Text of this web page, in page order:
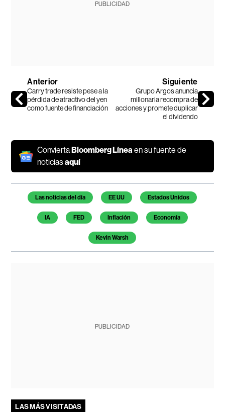
PUBLICIDAD
Anterior
Carry trade resiste pese a la
pérdida de atractivo del yen
como fuente de financiación
Siguiente
Grupo Argos anuncia
millonaria recompra de
acciones y promete duplicar
el dividendo
ConviertaBloomberg Líneaen su fuente de
noticiasaquí
Temas de este artículo
Las noticias del día EE UU Estados Unidos
IA FED Inflación Economía
Kevin Warsh
PUBLICIDAD
LAS MÁS VISITADAS